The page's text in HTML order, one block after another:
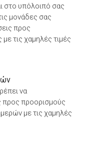
στο υπόλοιπό σας
μονάδες σας
προς
τις χαμηλές τιμές
να
προς προορισμούς
με τις χαμηλές